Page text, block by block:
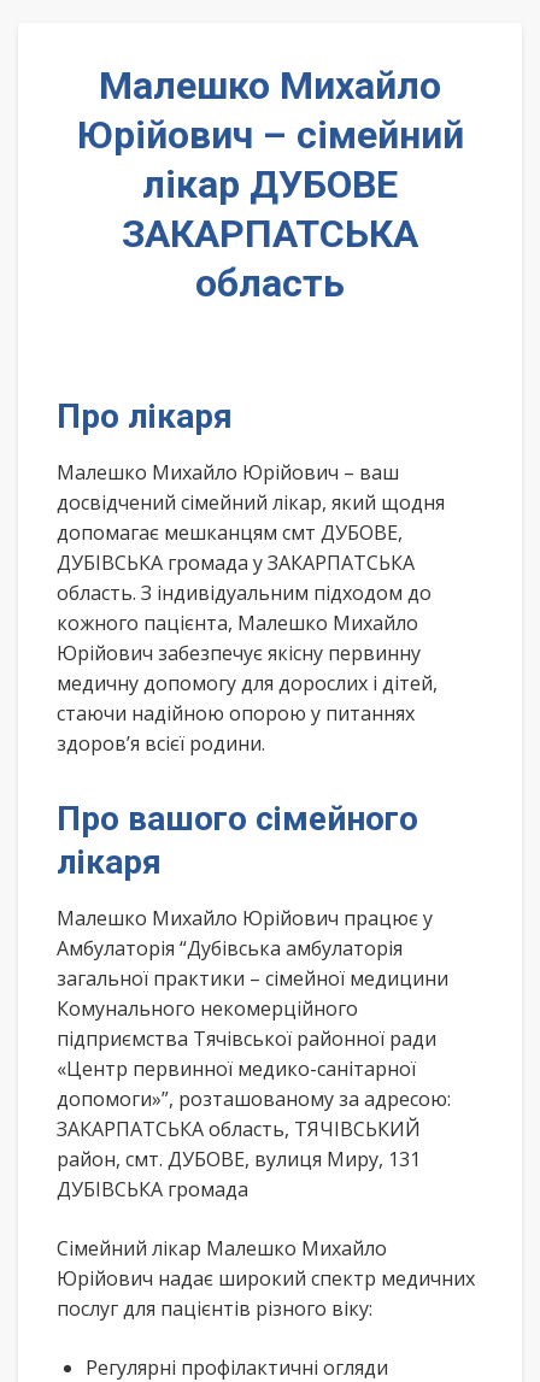
Малешко Михайло
Юрійович – сімейний
лікар ДУБОВЕ
ЗАКАРПАТСЬКА
область
Про лікаря
Малешко Михайло Юрійович – ваш
досвідчений сімейний лікар, який щодня
допомагає мешканцям смт ДУБОВЕ,
ДУБІВСЬКА громада у ЗАКАРПАТСЬКА
область. З індивідуальним підходом до
кожного пацієнта, Малешко Михайло
Юрійович забезпечує якісну первинну
медичну допомогу для дорослих і дітей,
стаючи надійною опорою у питаннях
здоров’я всієї родини.
Про вашого сімейного
лікаря
Малешко Михайло Юрійович працює у
Амбулаторія “Дубівська амбулаторія
загальної практики – сімейної медицини
Комунального некомерційного
підприємства Тячівської районної ради
«Центр первинної медико-санітарної
допомоги»”, розташованому за адресою:
ЗАКАРПАТСЬКА область, ТЯЧІВСЬКИЙ
район, смт. ДУБОВЕ, вулиця Миру, 131
ДУБІВСЬКА громада
Сімейний лікар Малешко Михайло
Юрійович надає широкий спектр медичних
послуг для пацієнтів різного віку:
Регулярні профілактичні огляди